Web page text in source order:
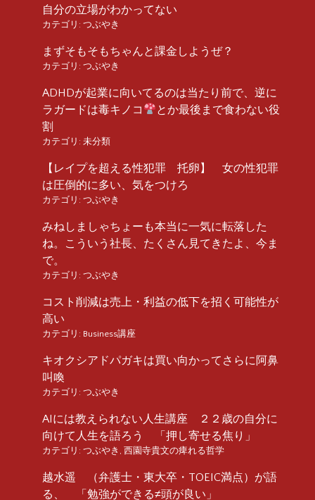
自分の立場がわかってない
カテゴリ: つぶやき
まずそもそもちゃんと課金しようぜ？
カテゴリ: つぶやき
ADHDが起業に向いてるのは当たり前で、逆に
ラガードは毒キノコ
とか最後まで食わない役
割
カテゴリ: 未分類
【レイプを超える性犯罪 托卵】 女の性犯罪
は圧倒的に多い、気をつけろ
カテゴリ: つぶやき
みねしましゃちょーも本当に一気に転落した
ね。こういう社長、たくさん見てきたよ、今ま
で。
カテゴリ: つぶやき
コスト削減は売上・利益の低下を招く可能性が
高い
カテゴリ: Business講座
キオクシアドパガキは買い向かってさらに阿鼻
叫喚
カテゴリ: つぶやき
AIには教えられない人生講座 ２２歳の自分に
向けて人生を語ろう 「押し寄せる焦り」
カテゴリ: つぶやき 西園寺貴文の痺れる哲学
越水遥 （弁護士・東大卒・TOEIC満点）が語
る、 「勉強ができる≠頭が良い」